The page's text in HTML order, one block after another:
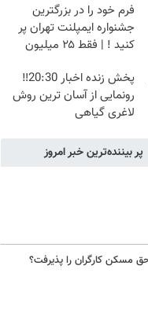
فرم خود را در بزرگترین
جشنواره ایمپلنت تهران پر
کنید ! | فقط ۲۵ میلیون
پخش زنده اخبار 20:30‼️
رونمایی از آسان ترین روش
لاغری گیاهی
پر بیننده‌ترین خبر امروز